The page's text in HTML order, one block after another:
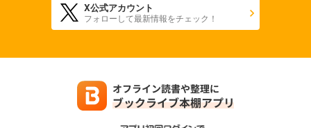
X公式アカウント
フォローして最新情報をチェック！